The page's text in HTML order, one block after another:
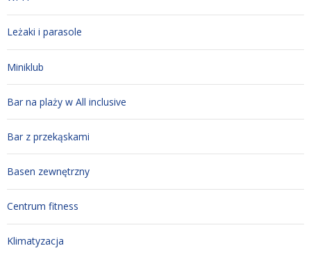
Leżaki i parasole
Miniklub
Bar na plaży w All inclusive
Bar z przekąskami
Basen zewnętrzny
Centrum fitness
Klimatyzacja